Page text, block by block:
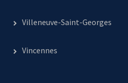
Villeneuve-Saint-Georges
Vincennes